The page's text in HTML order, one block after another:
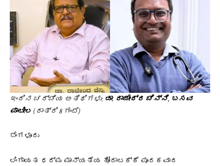
ಇಂದಿನ ಚರ್ಚೆಯ ಅತಿಥಿಗಳು: ಡಾ. ರಾಜೇಂದ್ರ ಚೆನ್ನಿ, ಬಸವ
ಪಾಟೀಲ (ರಾತ್ರಿ 8 ಗಂಟೆ)
ಬೆಂಗಳೂರು
ಲಿಂಗಾಯತ ಧರ್ಮ ಮಾನ್ಯತೆಯ ಹೋರಾಟಕ್ಕೆ ಪೂರಕವಾದ